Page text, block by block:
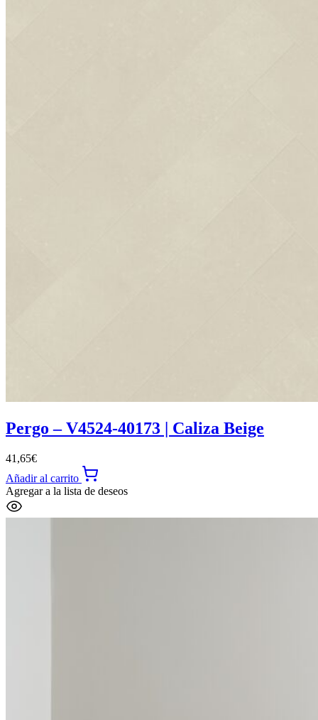
Pergo – V4524-40173 | Caliza Beige
41,65€
Añadir al carrito
Agregar a la lista de deseos